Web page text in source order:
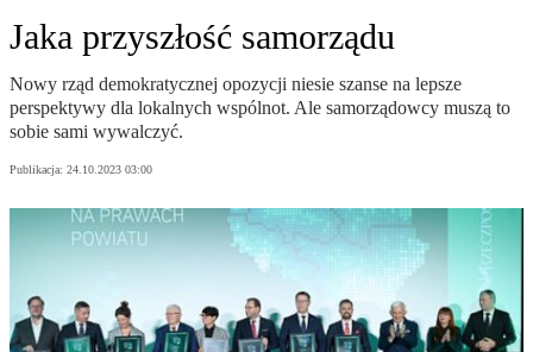
Jaka przyszłość samorządu
Nowy rząd demokratycznej opozycji niesie szanse na lepsze
perspektywy dla lokalnych wspólnot. Ale samorządowcy muszą to
sobie sami wywalczyć.
Publikacja: 24.10.2023 03:00